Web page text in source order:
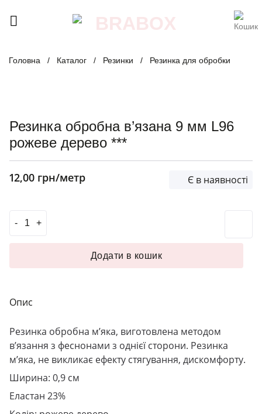
Головна / Каталог / Резинки / Резинка для обробки
Резинка обробна в’язана 9 мм L96
рожеве дерево ***
12,00 грн/метр Є в наявності
Опис
Резинка обробна м’яка, виготовлена методом
в’язання з феснонами з однієї сторони. Резинка
м’яка, не викликає ефекту стягування, дискомфорту.
Ширина: 0,9 см
Еластан 23%
Резинка обробна в'язана 9 мм L96 рожеве дерево ***
Додати в кошик